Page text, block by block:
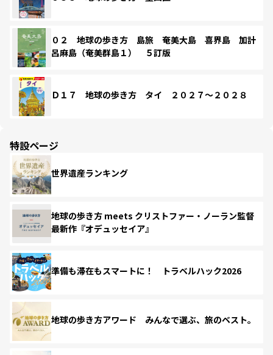
０２ 地球の歩き方 島旅 奄美大島 喜界島 加計
呂麻島（奄美群島１） ５訂版
Ｄ１７ 地球の歩き方 タイ ２０２７～２０２８
特設ページ
世界遺産ランキング
地球の歩き方 meets クリストファー・ノーラン監督
最新作『オデュッセイア』
準備も滞在もスマートに！ トラベルハック2026
地球の歩き方アワード みんなで選ぶ、旅のベスト。